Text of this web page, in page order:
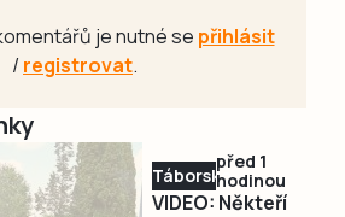
je nutné se přihlásit
/registrovat.
Táborsko
před 1
hodinou
VIDEO: Někteří